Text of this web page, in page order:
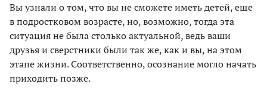
Вы узнали о том, что вы не сможете иметь детей, еще
в подростковом возрасте, но, возможно, тогда эта
ситуация не была столько актуальной, ведь ваши
друзья и сверстники были так же, как и вы, на этом
этапе жизни. Соответственно, осознание могло начать
приходить позже.